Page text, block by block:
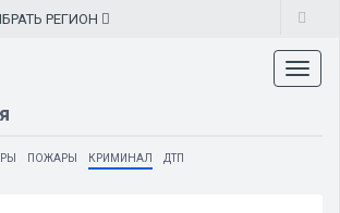
РЕГИОН
ПОЖАРЫ КРИМИНАЛ ДТП